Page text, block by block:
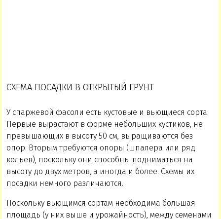
СХЕМА ПОСАДКИ В ОТКРЫТЫЙ ГРУНТ
У спаржевой фасоли есть кустовые и вьющиеся сорта.
Первые вырастают в форме небольших кустиков, не
превышающих в высоту 50 см, выращиваются без
опор. Вторым требуются опоры (шпалера или ряд
кольев), поскольку они способны подниматься на
высоту до двух метров, а иногда и более. Схемы их
посадки немного различаются.
Поскольку вьющимся сортам необходима большая
площадь (у них выше и урожайность), между семенами